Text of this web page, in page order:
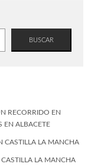
BUSCAR
RECORRIDO EN
EN ALBACETE
CASTILLA LA MANCHA
LA MANCHA